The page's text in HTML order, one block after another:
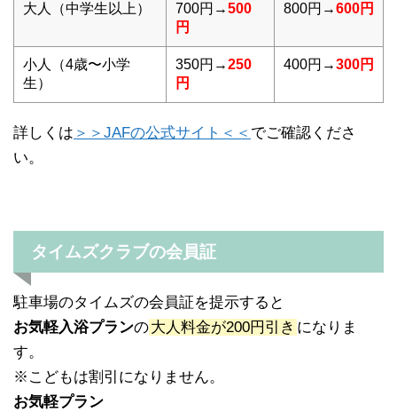
大人（中学生以上） 700円→500
円
800円→600円
小人（4歳〜小学
生）
350円→250
円
400円→300円
詳しくは ＞＞JAFの公式サイト＜＜ でご確認くださ
い。
タイムズクラブの会員証
駐車場のタイムズの会員証を提示すると
お気軽入浴プランの大人料金が200円引き になりま
す。
※こどもは割引になりません。
お気軽プラン